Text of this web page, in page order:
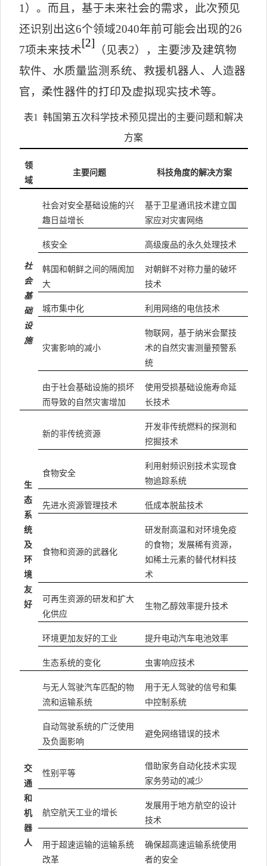
1 ）。而且，基于未来社会的需求，此次预见
还识别出这6个领域2040年前可能会出现的26
7项未来技术
[2]
（见表2），主要涉及建筑物
软件、水质量监测系统、救援机器人、人造器
官，柔性器件的打印及虚拟现实技术等。
表1
韩国第五次科学技术预见提出的主要问题和解决
方案
领
域
主要问题 科技角度的解决方案
社
会
基
础
设
施
社会对安全基础设施的兴
趣日益增长
基于卫星通讯技术建立国
家应对灾害网络
核安全 高级废品的永久处理技术
韩国和朝鲜之间的隔阂加
大
对朝鲜不对称力量的破坏
技术
城市集中化 利用网络的电信技术
灾害影响的减小
物联网，基于纳米会聚技
术的自然灾害测量预警系
统
由于社会基础设施的损坏
而导致的自然灾害增加
使用受损基础设施寿命延
长技术
生
态
系
统
及
环
境
友
好
新的非传统资源
开发非传统燃料的探测和
挖掘技术
食物安全
利用射频识别技术实现食
物追踪系统
先进水资源管理技术 低成本脱盐技术
食物和资源的武器化
研发耐高温和对环境免疫
的食物；发展稀有资源，
如稀土元素的替代材料技
术
可再生资源的研发和扩大
化供应
生物乙醇效率提升技术
环境更加友好的工业 提升电动汽车电池效率
生态系统的变化 虫害响应技术
交
通
和
机
器
人
与无人驾驶汽车匹配的物
流和运输系统
用于无人驾驶的信号和集
中控制系统
自动驾驶系统的广泛使用
及负面影响
避免网络错误的技术
性别平等
借助家务自动化技术实现
家务劳动的减少
航空航天工业的增长
发展用于地方航空的设计
技术
用于超速运输的运输系统
改革
确保超高速运输系统使用
者的安全